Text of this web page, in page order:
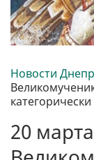
Новости
20